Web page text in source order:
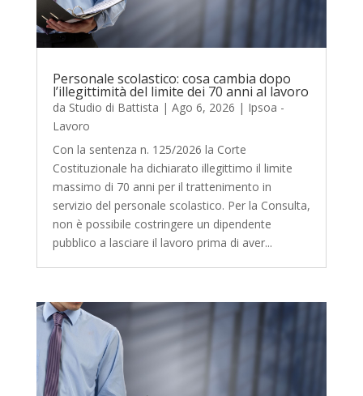
Personale scolastico: cosa cambia dopo
l’illegittimità del limite dei 70 anni al lavoro
da Studio di Battista | Ago 6, 2026 | Ipsoa -
Lavoro
Con la sentenza n. 125/2026 la Corte
Costituzionale ha dichiarato illegittimo il limite
massimo di 70 anni per il trattenimento in
servizio del personale scolastico. Per la Consulta,
non è possibile costringere un dipendente
pubblico a lasciare il lavoro prima di aver...